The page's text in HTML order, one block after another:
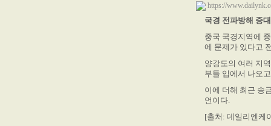
https://
국경 전파방해 증대
중국 국경지역에
에 문제가 있다고
양강도의 여러 지
부들 입에서 나오
이에 더해 최근 송
언이다.
[출처: 데일리엔케